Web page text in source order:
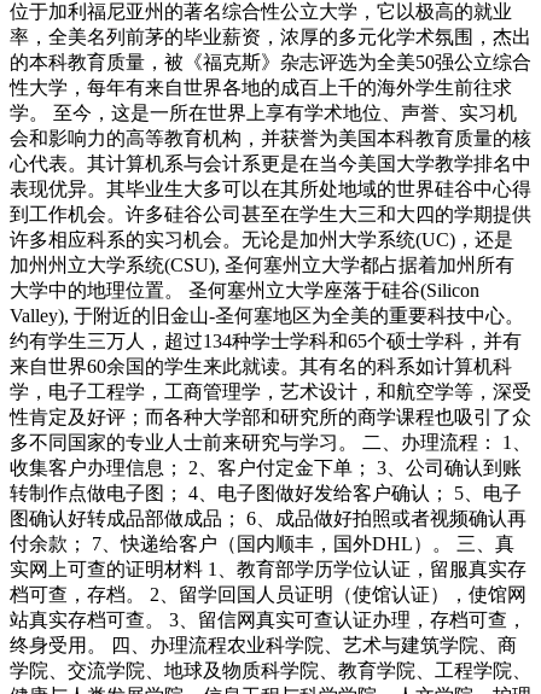
位于加利福尼亚州的著名综合性公立大学，它以极高的就业
率，全美名列前茅的毕业薪资，浓厚的多元化学术氛围，杰出
的本科教育质量，被《福克斯》杂志评选为全美50强公立综合
性大学，每年有来自世界各地的成百上千的海外学生前往求
学。 至今，这是一所在世界上享有学术地位、声誉、实习机
会和影响力的高等教育机构，并获誉为美国本科教育质量的核
心代表。其计算机系与会计系更是在当今美国大学教学排名中
表现优异。其毕业生大多可以在其所处地域的世界硅谷中心得
到工作机会。许多硅谷公司甚至在学生大三和大四的学期提供
许多相应科系的实习机会。无论是加州大学系统(UC)，还是
加州州立大学系统(CSU), 圣何塞州立大学都占据着加州所有
大学中的地理位置。 圣何塞州立大学座落于硅谷(Silicon
Valley), 于附近的旧金山-圣何塞地区为全美的重要科技中心。
约有学生三万人，超过134种学士学科和65个硕士学科，并有
来自世界60余国的学生来此就读。其有名的科系如计算机科
学，电子工程学，工商管理学，艺术设计，和航空学等，深受
性肯定及好评；而各种大学部和研究所的商学课程也吸引了众
多不同国家的专业人士前来研究与学习。 二、办理流程： 1、
收集客户办理信息； 2、客户付定金下单； 3、公司确认到账
转制作点做电子图； 4、电子图做好发给客户确认； 5、电子
图确认好转成品部做成品； 6、成品做好拍照或者视频确认再
付余款； 7、快递给客户（国内顺丰，国外DHL）。 三、真
实网上可查的证明材料 1、教育部学历学位认证，留服真实存
档可查，存档。 2、留学回国人员证明（使馆认证），使馆网
站真实存档可查。 3、留信网真实可查认证办理，存档可查，
终身受用。 四、办理流程农业科学院、艺术与建筑学院、商
学院、交流学院、地球及物质科学院、教育学院、工程学院、